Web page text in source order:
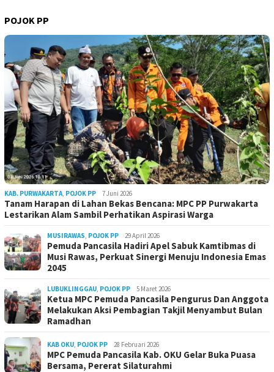
POJOK PP
KAB. PURWAKARTA, POJOK PP 7 Juni 2026
Tanam Harapan di Lahan Bekas Bencana: MPC PP Purwakarta
Lestarikan Alam Sambil Perhatikan Aspirasi Warga
MUSIRAWAS, POJOK PP 29 April 2026
Pemuda Pancasila Hadiri Apel Sabuk Kamtibmas di
Musi Rawas, Perkuat Sinergi Menuju Indonesia Emas
2045
LUBUKLINGGAU, POJOK PP 5 Maret 2026
Ketua MPC Pemuda Pancasila Pengurus Dan Anggota
Melakukan Aksi Pembagian Takjil Menyambut Bulan
Ramadhan
KAB OKU, POJOK PP 28 Februari 2026
MPC Pemuda Pancasila Kab. OKU Gelar Buka Puasa
Bersama, Pererat Silaturahmi